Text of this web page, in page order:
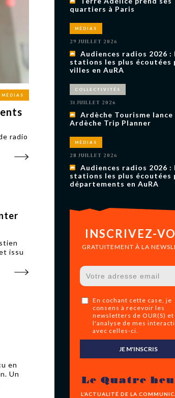
une deuxième
concept autour de
digital et au cinéma.
responsable
revient sur
M’ABONNER À OURSCOM
1 AN
MÉDIAS
radio
issu
en
Un
quartiers à Paris
MÉDIAS
29 JUILLET 2026
Audiences radios 2026 :
stations les plus écoutées
villes en AuRA
COLLECTIVITÉS
31 JUILLET 2026
Ardèche Tourisme lance
Ardèche Trip Planner
MÉDIAS
28 JUILLET 2026
Audiences radios 2026 :
stations les plus écoutées
départements en AuRA
INSCRIVEZ-
GRATUITEMENT À LA
En cochant cette case, je
consens à recevoir les
newsletters de OUR(S) et
l'analyse de mes
avec celles-ci.
JE M'INSCRIS
Le Quatre
L’ACTUALITÉ DE LA